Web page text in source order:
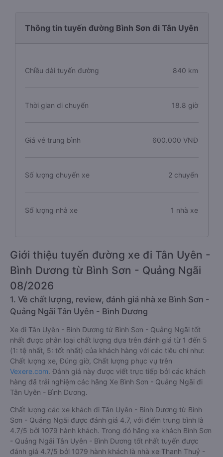
Thông tin tuyến đường Bình Sơn đi Tân Uyên
Chiều dài tuyến đường 840 km
Thời gian di chuyển 18.8 giờ
Giá vé trung bình 600.000 VNĐ
Số lượng chuyến xe 2 chuyến
Số lượng nhà xe 1 nhà xe
Giới thiệu tuyến đường xe đi Tân Uyên -
Bình Dương từ Bình Sơn - Quảng Ngãi
08/2026
1. Về chất lượng, review, đánh giá nhà xe Bình Sơn -
Quảng Ngãi Tân Uyên - Bình Dương
Xe đi Tân Uyên - Bình Dương từ Bình Sơn - Quảng Ngãi tốt
nhất được phân loại chất lượng dựa trên đánh giá từ 1 đến 5
(1: tệ nhất, 5: tốt nhất) của khách hàng với các tiêu chí như:
Chất lượng xe, Đúng giờ, Chất lượng phục vụ trên
Vexere.com. Đánh giá này được viết trực tiếp bởi các khách
hàng đã trải nghiệm các hãng Xe Bình Sơn - Quảng Ngãi đi
Tân Uyên - Bình Dương.
Chất lượng các xe khách đi Tân Uyên - Bình Dương từ Bình
Sơn - Quảng Ngãi được đánh giá 4.7, với điểm trung bình là
4.7/5 bởi 1079 hành khách. Trong đó hãng xe khách Bình Sơn
- Quảng Ngãi Tân Uyên - Bình Dương tốt nhất tuyến được
đánh giá 4.7/5 bởi 1079 hành khách là nhà xe Thanh Thuỷ -